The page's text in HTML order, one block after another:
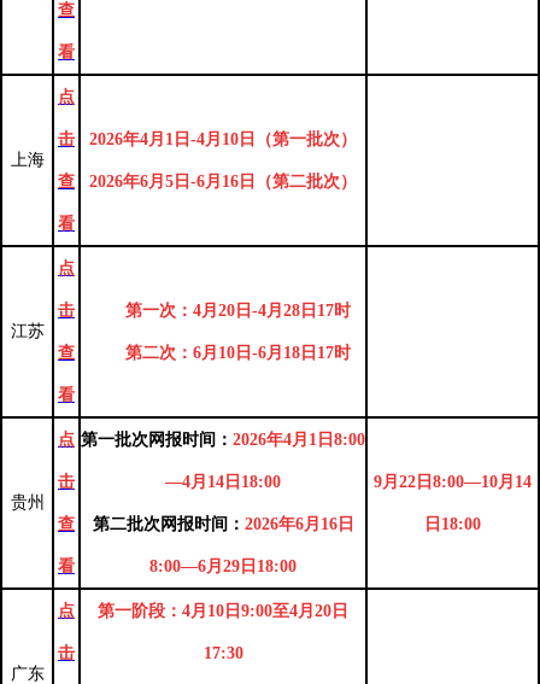
查
看
上海
点
击
查
看
2026年4月1日-4月10日（第一批次）
2026年6月5日-6月16日（第二批次）
江苏
点
击
查
看
第一次： 4月20日-4月28日17时
第二次： 6月10日-6月18日17时
贵州
点
击
查
看
第一批次网报时间： 2026年4月1日8:00
—4月14日18:00
第二批次网报时间： 2026年6月16日
8:00—6月29日18:00
9月22日8:00—10月14
日18:00
广东
点
击
第一阶段：4月10日9:00至4月20日
17:30